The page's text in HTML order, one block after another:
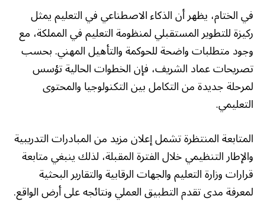
في الختام، يظهر أن الذكاء الاصطناعي في التعليم يمثل
ركيزة للتطوير المستقبلي لمنظومة التعليم في المملكة، مع
وجود متطلبات واضحة للحوكمة والتأهيل المهني. بحسب
تصريحات عماد الشريف، فإن الخطوات الحالية تؤسس
لمرحلة جديدة من التكامل بين التكنولوجيا والمحتوى
التعليمي.
المتابعة المنتظرة تشمل إعلان مزيد من المبادرات التدريبية
والإطار التنظيمي خلال الفترة المقبلة، لذلك ينبغي متابعة
قرارات وزارة التعليم والجهات الرقابية والتقارير البحثية
لمعرفة مدى تقدم التطبيق العملي ونتائجه على أرض الواقع.